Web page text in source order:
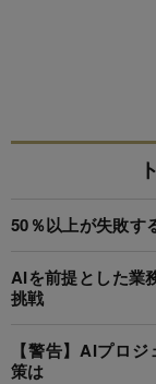
50％以上が失敗す
AIを前提とした業
挑戦
【警告】AIプロ
策は